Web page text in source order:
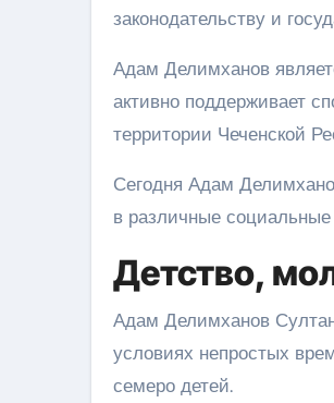
законодательству и
Адам Делимханов
активно поддерживает
территории Чеченской
Сегодня Адам
в различные социальные
Детство,
Адам Делимханов
условиях непростых
семеро детей.